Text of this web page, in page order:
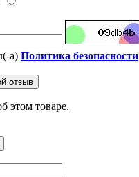
а) Политика безопасности
отзыв
этом товаре.